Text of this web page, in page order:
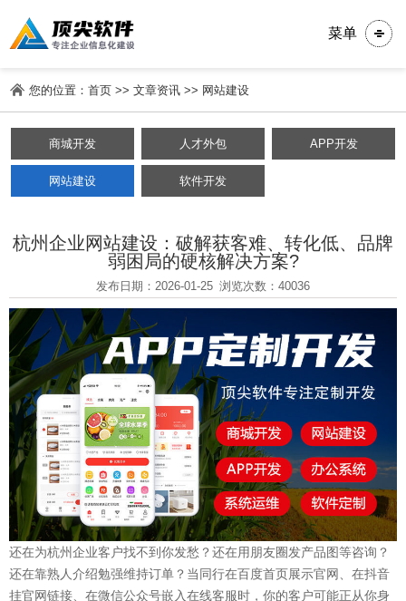
菜单
您的位置：首页 >>文章资讯 >> 网站建设
商城开发 人才外包 APP开发
网站建设 软件开发
杭州企业网站建设：破解获客难、转化低、品牌
弱困局的硬核解决方案?
发布日期：2026-01-25 浏览次数：40036
还在为杭州企业客户找不到你发愁？还在用朋友圈发产品图等咨询？
还在靠熟人介绍勉强维持订单？当同行在百度首页展示官网、在抖音
挂官网链接、在微信公众号嵌入在线客服时，你的客户可能正从你身